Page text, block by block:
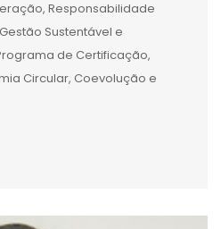
Responsabilidade
Sustentável e
de Certificação,
Circular, Coevolução e